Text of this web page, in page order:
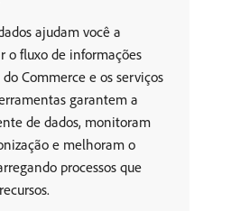
ajudam você a
o fluxo de informações
Commerce e os serviços
garantem a
de dados, monitoram
e melhoram o
processos que